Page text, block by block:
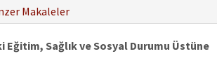
Makaleler
Eğitim, Sağlık ve Sosyal Durumu Üstüne